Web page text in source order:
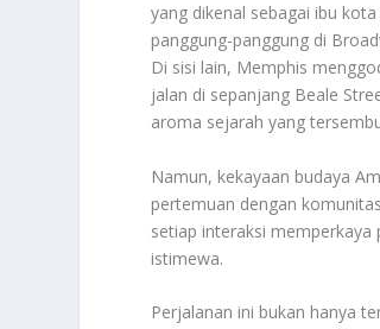
yang dikenal sebagai ibu
panggung-panggung di
Di sisi lain, Memphis
jalan di sepanjang Beale
aroma sejarah yang
Namun, kekayaan budaya
pertemuan dengan
setiap interaksi
istimewa.
Perjalanan ini bukan hanya